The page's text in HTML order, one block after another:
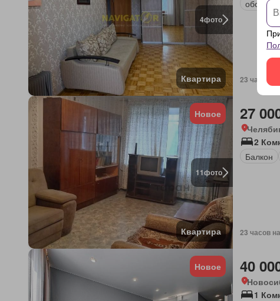
4фото
Квартира 23 часов
11фото
Новое
Квартира
27
2
Балкон
23 часов
Новое 40
1